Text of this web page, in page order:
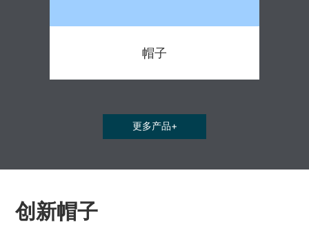
帽子
更多产品+
创新帽子